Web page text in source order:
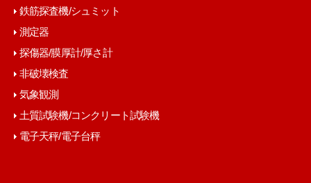
鉄筋探査機/シュミット
測定器
探傷器/膜厚計/厚さ計
非破壊検査
気象観測
土質試験機/コンクリート試験機
電子天秤/電子台秤